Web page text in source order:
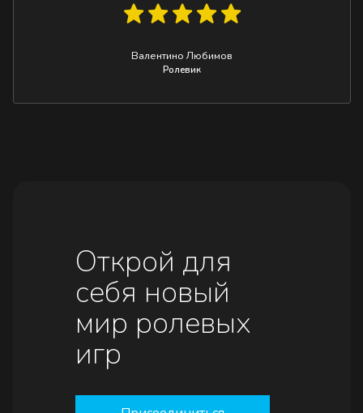
Валентино Любимов
Ролевик
Открой для
себя новый
мир ролевых
игр